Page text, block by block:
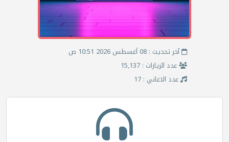
آخر تحديث : 08 أغسطس 2026 10:51 ص
عدد الزيارات : 15,137
عدد الاغاني : 17